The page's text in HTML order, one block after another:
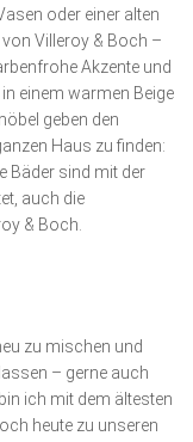
oder einer alten
Villeroy & Boch –
Akzente und
einem warmen Beige
geben den
Haus zu finden:
Bäder sind mit der
auch die
& Boch.
zu mischen und
– gerne auch
ich mit dem ältesten
heute zu unseren